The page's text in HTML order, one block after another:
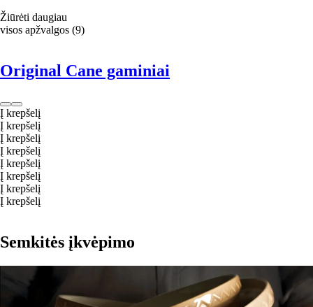
Žiūrėti daugiau
visos apžvalgos (9)
Original Cane gaminiai
Į krepšelį
Į krepšelį
Į krepšelį
Į krepšelį
Į krepšelį
Į krepšelį
Į krepšelį
Į krepšelį
Semkitės įkvėpimo